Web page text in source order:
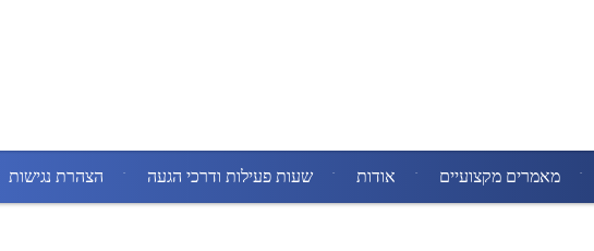
מאמרים מקצועיים אודות שעות פעילות ודרכי הגעה הצהרת נגישות